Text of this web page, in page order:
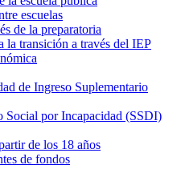
escuelas
de la preparatoria
la transición a través del IEP
de Ingreso Suplementario
Social por Incapacidad (SSDI)
de los 18 años
de fondos